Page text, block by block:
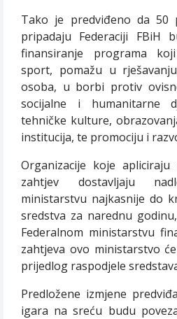
Tako je predviđeno da 50
pripadaju Federaciji FBiH
finansiranje programa
sport, pomažu u
osoba, u borbi protiv
socijalne i humanitarne
tehničke kulture,
institucija, te promociju i
Organizacije koje
zahtjev dostavljaju
ministarstvu najkasnije do
sredstva za narednu
Federalnom ministarstvu
zahtjeva ovo ministarstvo
prijedlog raspodjele
Predložene izmjene
igara na sreću budu